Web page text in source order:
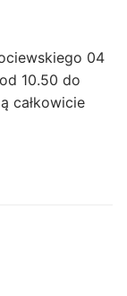
04
10.50 do
całkowicie